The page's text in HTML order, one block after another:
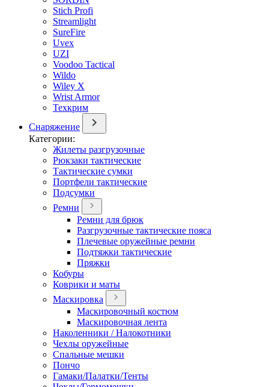
Stich Profi
Streamlight
SureFire
Uvex
UZI
Voodoo Tactical
Wildo
Wiley X
Wrist Armor
Техкрим
Снаряжение
Категории:
Жилеты разгрузочные
Рюкзаки тактические
Тактические сумки
Портфели тактические
Подсумки
Ремни
Ремни для брюк
Разгрузочные тактические пояса
Плечевые оружейные ремни
Подтяжки тактические
Пряжки
Кобуры
Коврики и маты
Маскировка
Маскировочный костюм
Маскировочная лента
Наколенники / Налокотники
Чехлы оружейные
Спальные мешки
Пончо
Гамаки/Палатки/Тенты